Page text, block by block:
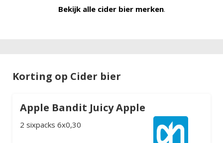
Bekijk alle cider bier merken.
Korting op Cider bier
Apple Bandit Juicy Apple
2 sixpacks 6x0,30